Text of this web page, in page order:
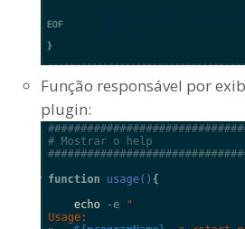
Função responsável por
plugin: